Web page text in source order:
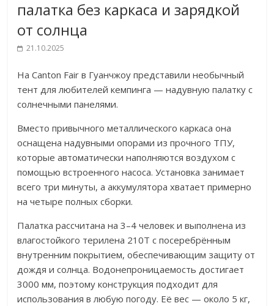
палатка без каркаса и зарядкой
от солнца
21.10.2025
На Canton Fair в Гуанчжоу представили необычный
тент для любителей кемпинга — надувную палатку с
солнечными панелями.
Вместо привычного металлического каркаса она
оснащена надувными опорами из прочного ТПУ,
которые автоматически наполняются воздухом с
помощью встроенного насоса. Установка занимает
всего три минуты, а аккумулятора хватает примерно
на четыре полных сборки.
Палатка рассчитана на 3–4 человек и выполнена из
влагостойкого терилена 210T с посеребрённым
внутренним покрытием, обеспечивающим защиту от
дождя и солнца. Водонепроницаемость достигает
3000 мм, поэтому конструкция подходит для
использования в любую погоду. Её вес — около 5 кг,